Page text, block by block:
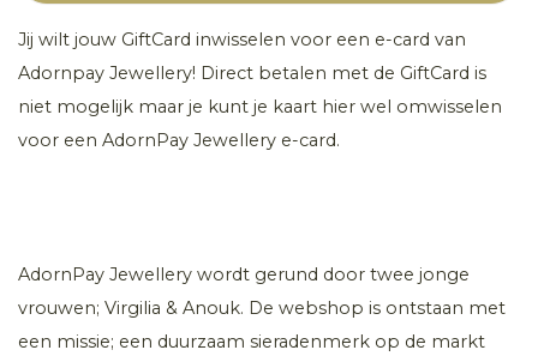
Jij wilt jouw GiftCard inwisselen voor een e-card van
Adornpay Jewellery! Direct betalen met de GiftCard is
niet mogelijk maar je kunt je kaart hier wel omwisselen
voor een AdornPay Jewellery e-card.
AdornPay Jewellery wordt gerund door twee jonge
vrouwen; Virgilia & Anouk. De webshop is ontstaan met
een missie; een duurzaam sieradenmerk op de markt